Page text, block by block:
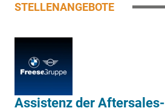
STELLENANGEBOTE
Assistenz der Aftersales-